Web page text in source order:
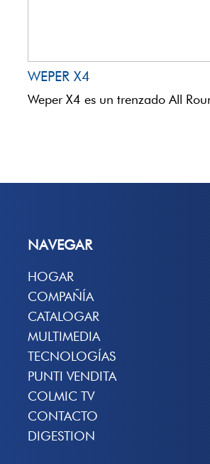
WEPER X4
NAVEGAR
HOGAR
COMPAÑÍA
CATALOGAR
MULTIMEDIA
TECNOLOGÍAS
PUNTI VENDITA
COLMIC TV
CONTACTO
DIGESTION